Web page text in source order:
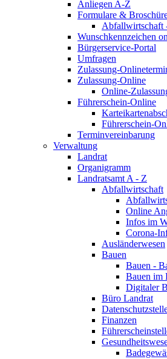
Anliegen A-Z
Formulare &
Abfallwirtschaft
Wunschkennzeichen
Bürgerservice-Portal
Umfragen
Zulassung-
Zulassung-Online
Online-
Führerschein-Online
Führerschein-
Terminvereinbarung
Verwaltung
Landrat
Organigramm
Landratsamt A - Z
Abfallwirtschaft
Online
Infos im
Corona-
Ausländerwesen
Bauen
Bauen -
Bauen im
Digitaler
Büro Landrat
Finanzen